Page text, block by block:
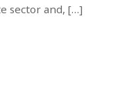
sector and, […]